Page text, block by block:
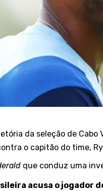
da seleção de
o capitão do time,
que conduz uma
acusa o jogador